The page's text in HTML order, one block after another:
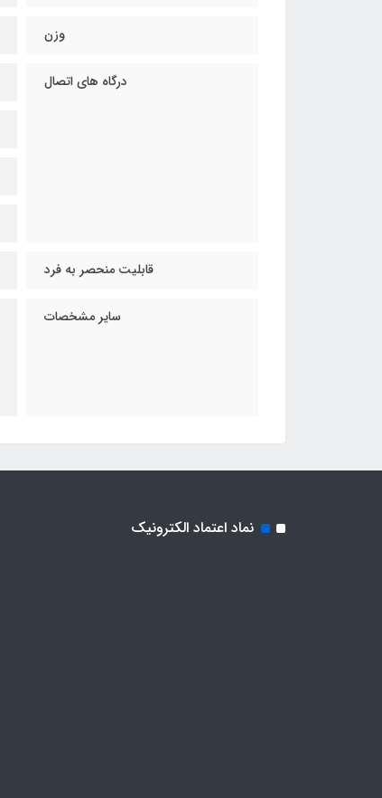
وزن
درگاه های اتصال
قابلیت منحصر به فرد
سایر مشخصات
نماد اعتماد الکترونیک